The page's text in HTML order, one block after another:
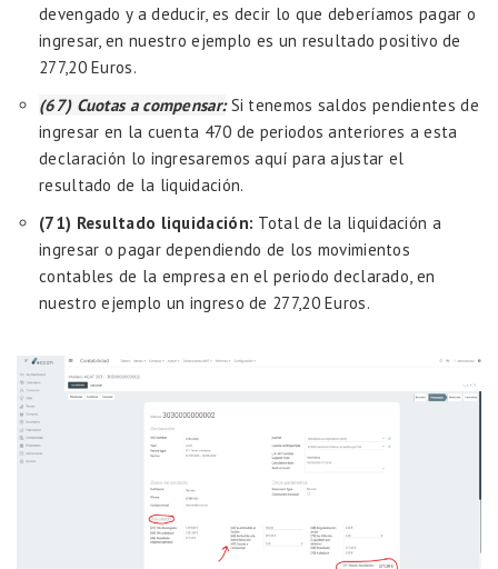
devengado y a deducir, es decir lo que deberíamos pagar o
ingresar, en nuestro ejemplo es un resultado positivo de
277,20 Euros.
(67) Cuotas a compensar:Si tenemos saldos pendientes de
ingresar en la cuenta 470 de periodos anteriores a esta
declaración lo ingresaremos aquí para ajustar el
resultado de la liquidación.
(71) Resultado liquidación: Total de la liquidación a
ingresar o pagar dependiendo de los movimientos
contables de la empresa en el periodo declarado, en
nuestro ejemplo un ingreso de 277,20 Euros.